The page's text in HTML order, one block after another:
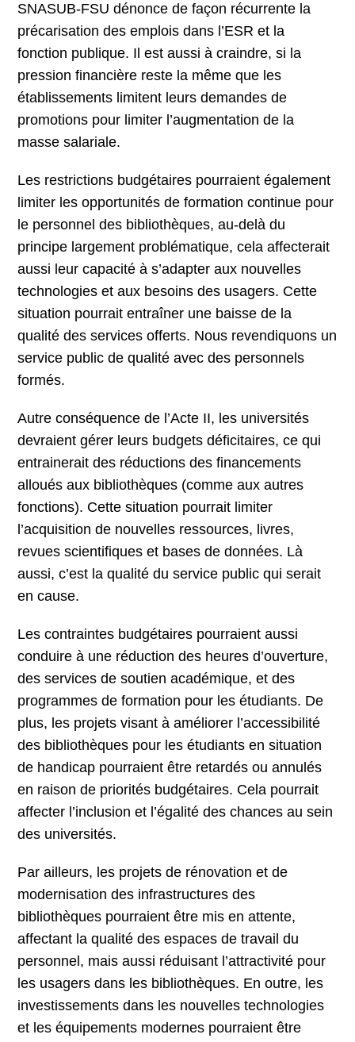
SNASUB-FSU dénonce de façon récurrente la
précarisation des emplois dans l’ESR et la
fonction publique. Il est aussi à craindre, si la
pression financière reste la même que les
établissements limitent leurs demandes de
promotions pour limiter l’augmentation de la
masse salariale.
Les restrictions budgétaires pourraient également
limiter les opportunités de formation continue pour
le personnel des bibliothèques, au-delà du
principe largement problématique, cela affecterait
aussi leur capacité à s’adapter aux nouvelles
technologies et aux besoins des usagers. Cette
situation pourrait entraîner une baisse de la
qualité des services offerts. Nous revendiquons un
service public de qualité avec des personnels
formés.
Autre conséquence de l’Acte II, les universités
devraient gérer leurs budgets déficitaires, ce qui
entrainerait des réductions des financements
alloués aux bibliothèques (comme aux autres
fonctions). Cette situation pourrait limiter
l’acquisition de nouvelles ressources, livres,
revues scientifiques et bases de données. Là
aussi, c’est la qualité du service public qui serait
en cause.
Les contraintes budgétaires pourraient aussi
conduire à une réduction des heures d’ouverture,
des services de soutien académique, et des
programmes de formation pour les étudiants. De
plus, les projets visant à améliorer l’accessibilité
des bibliothèques pour les étudiants en situation
de handicap pourraient être retardés ou annulés
en raison de priorités budgétaires. Cela pourrait
affecter l’inclusion et l’égalité des chances au sein
des universités.
Par ailleurs, les projets de rénovation et de
modernisation des infrastructures des
bibliothèques pourraient être mis en attente,
affectant la qualité des espaces de travail du
personnel, mais aussi réduisant l’attractivité pour
les usagers dans les bibliothèques. En outre, les
investissements dans les nouvelles technologies
et les équipements modernes pourraient être